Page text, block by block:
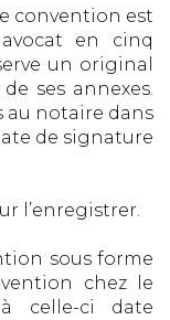
convention est
en cinq
un original
ses annexes.
au notaire dans
de signature
l’enregistrer.
sous forme
chez le
celle-ci date